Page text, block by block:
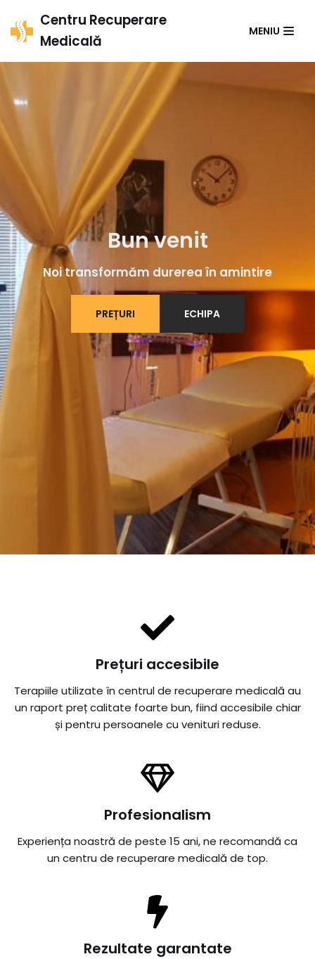
la
conținut
Centru Recuperare
Medicală
MENIU
Bun venit
Noi transformăm durerea în amintire
PREȚURI ECHIPA
Prețuri accesibile
Terapiile utilizate în centrul de recuperare medicală au
un raport preț calitate foarte bun, fiind accesibile chiar
și pentru persoanele cu venituri reduse.
Profesionalism
Experiența noastră de peste 15 ani, ne recomandă ca
un centru de recuperare medicală de top.
Rezultate garantate